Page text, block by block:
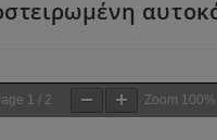
1 / 2 Zoom 100%